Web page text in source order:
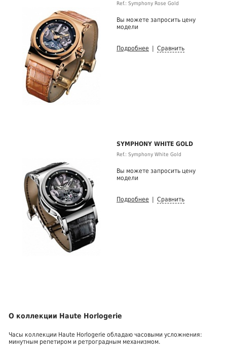
Ref.: Symphony Rose Gold
Вы можете запросить цену
модели
Подробнее Сравнить
SYMPHONY WHITE GOLD
Ref.: Symphony White Gold
Вы можете запросить цену
модели
Подробнее Сравнить
О коллекции Haute Horlogerie
Часы коллекции Haute Horlogerie обладаю часовыми усложнения:
минутным репетиром и ретроградным механизмом.